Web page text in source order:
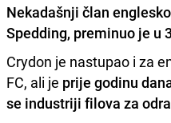
Nekadašnji član
Spedding, preminuo je u
Crydon je nastupao i za
FC, ali je prije godinu
se industriji filova za